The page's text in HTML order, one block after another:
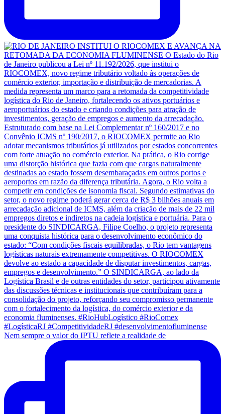
Nem sempre o valor do IPTU reflete a realidade de